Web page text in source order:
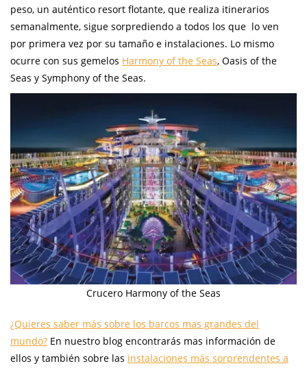
peso, un auténtico resort flotante, que realiza itinerarios
semanalmente, sigue sorprediendo a todos los que lo ven
por primera vez por su tamaño e instalaciones. Lo mismo
ocurre con sus gemelos Harmony of the Seas, Oasis of the
Seas y Symphony of the Seas.
Crucero Harmony of the Seas
¿Quieres saber más sobre los barcos mas grandes del
mundo? En nuestro blog encontrarás mas información de
ellos y también sobre las instalaciones más sorprendentes a